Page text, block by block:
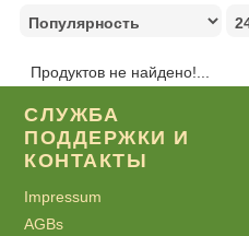
Продуктов не найдено!...
СЛУЖБА
ПОДДЕРЖКИ И
КОНТАКТЫ
Impressum
AGBs